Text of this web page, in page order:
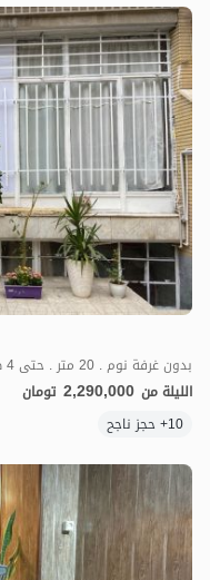
بدون غرفة نوم . 20 متر . حتى 4 ضيف
الليلة من 2,290,000 تومان
10+ حجز ناجح